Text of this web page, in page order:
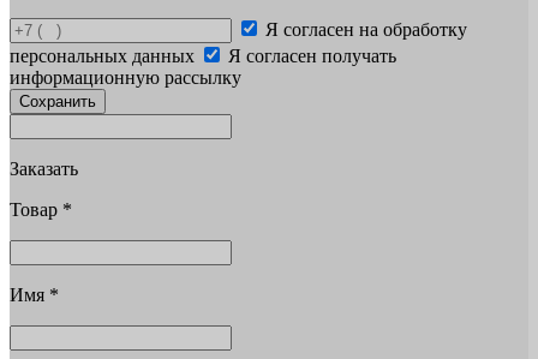
Я согласен на обработку
персональных данных
Я согласен получать
информационную рассылку
Сохранить
Заказать
Товар *
Имя *